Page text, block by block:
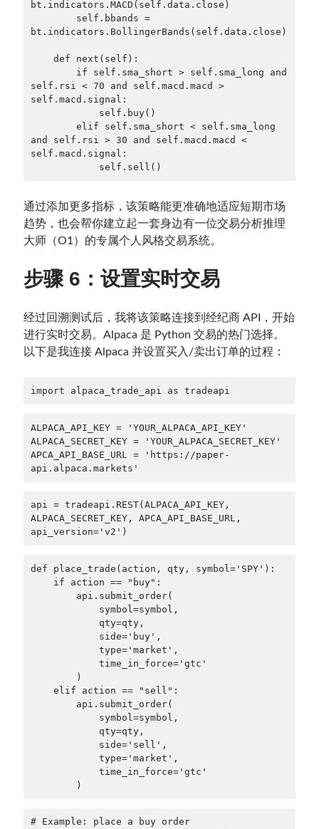
bt.indicators.MACD(self.data.close)
bt.indicators.BollingerBands(self.data.close)
self.rsi < 70 and self.macd.macd >
self.macd.signal:
and self.rsi > 30 and self.macd.macd <
self.macd.signal:
            self.sell()
通过添加更多指标，该策略能更准确地适应短期市场
趋势，也会帮你建立起一套身边有一位交易分析推理
大师（O1）的专属个人风格交易系统。
步骤 6：设置实时交易
经过回溯测试后，我将该策略连接到经纪商 API，开始
进行实时交易。Alpaca 是 Python 交易的热门选择。
以下是我连接 Alpaca 并设置买入/卖出订单的过程：
import alpaca_trade_api as tradeapi
ALPACA_API_KEY = 'YOUR_ALPACA_API_KEY'
ALPACA_SECRET_KEY = 'YOUR_ALPACA_SECRET_KEY'
APCA_API_BASE_URL = 'https://paper-
api.alpaca.markets'
api = tradeapi.REST(ALPACA_API_KEY,
ALPACA_SECRET_KEY, APCA_API_BASE_URL,
api_version='v2')
def place_trade(action, qty, symbol='SPY'):
        )
# Example: place a buy order